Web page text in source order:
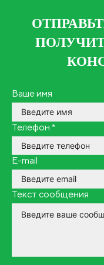
Ваше имя
Телефон *
E-mail
Текст сообщения